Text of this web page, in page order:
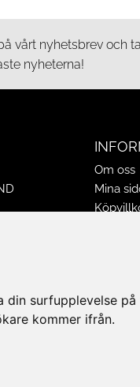
surfupplevelse
kommer ifrån.
vårt nyhetsbrev och ta
nyheterna!
Om oss
Mina